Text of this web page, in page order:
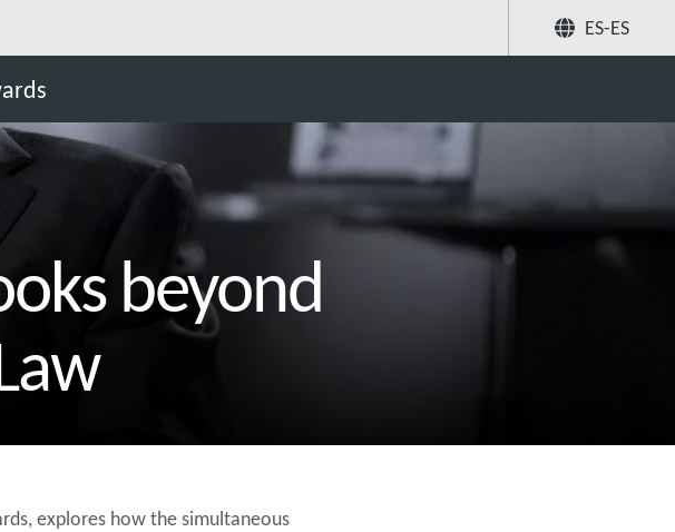
ES-ES
beyond
explores how the simultaneous